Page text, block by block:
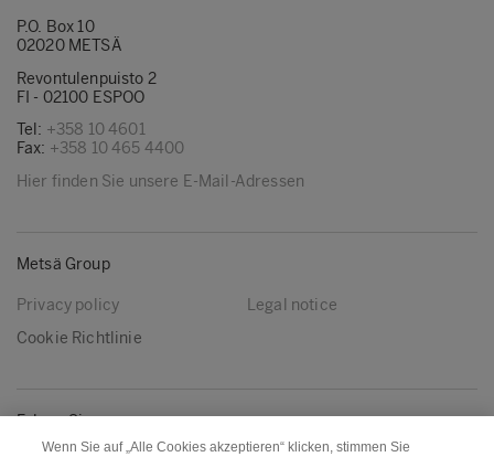
P.O. Box 10
02020 METSÄ
Revontulenpuisto 2
FI - 02100 ESPOO
Tel: +358 10 4601
Fax: +358 10 465 4400
Hier finden Sie unsere E-Mail-Adressen
Metsä Group
Privacy policy
Legal notice
Cookie Richtlinie
Folgen Sie uns
Wenn Sie auf „Alle Cookies akzeptieren“ klicken, stimmen Sie